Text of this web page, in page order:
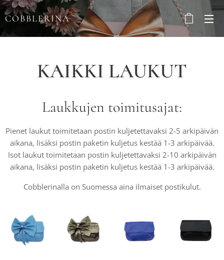
COBBLERINA
KAIKKI LAUKUT
Laukkujen toimitusajat:
Pienet laukut toimitetaan postin kuljetettavaksi 2-5 arkipäivän
aikana, lisäksi postin paketin kuljetus kestää 1-3 arkipäivää.
Isot laukut toimitetaan postin kuljetettavaksi 2-10 arkipäivän
aikana, lisäksi postin paketin kuljetus kestää 1-3 arkipäivää.
Cobblerinalla on Suomessa aina ilmaiset postikulut.